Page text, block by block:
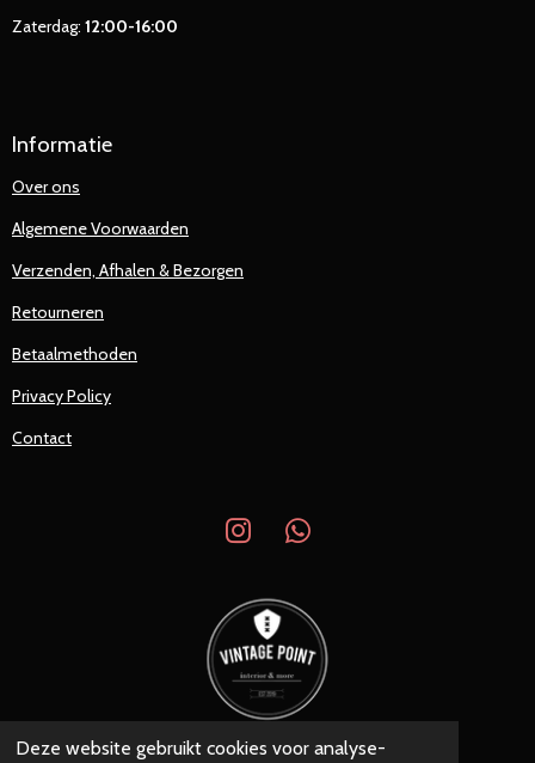
Deze website gebruikt cookies voor analyse-
Zaterdag: 12:00-16:00
Informatie
Over ons
Algemene Voorwaarden
Verzenden, Afhalen & Bezorgen
Retourneren
Betaalmethoden
Privacy Policy
Contact
I
s
a
g
r
a
W
a
s
A
p
p
© 2019 - 2026 Vintage Point